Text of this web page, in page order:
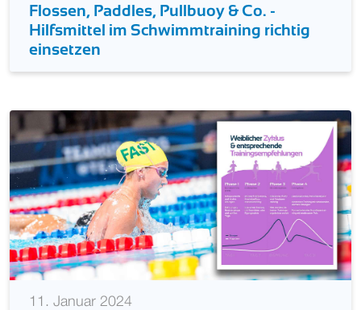
Flossen, Paddles, Pullbuoy & Co. -
Hilfsmittel im Schwimmtraining richtig
einsetzen
11. Januar 2024